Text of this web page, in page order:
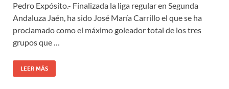
Pedro Expósito.- Finalizada la liga regular en Segunda
Andaluza Jaén, ha sido José María Carrillo el que se ha
proclamado como el máximo goleador total de los tres
grupos que …
LEER MÁS